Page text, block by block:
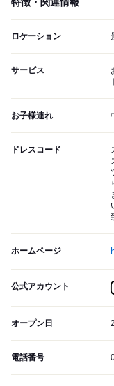
ロケーション
サービス
お子様連れ
ドレスコード
ホームページ
公式アカウント
オープン日
電話番号